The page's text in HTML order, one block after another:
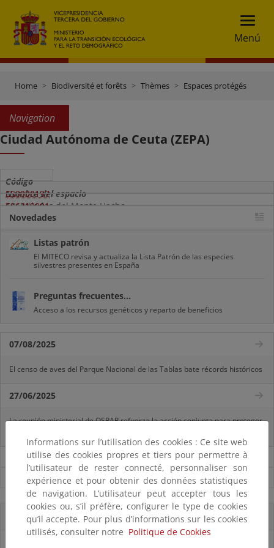
Menú
Home Biodiversité et forêts Thèmes Espaces protégés
Navigation
Ciudad Autónoma de Ceuta (ZEPA)
Código
Nombre del espacio
ES0000197
Acantilados del Monte Hacho
ES6310001
Calamocarro-Benzú
Novedades
Listas patrón
El MITECO revisa y actualiza la Lista Patrón de las especies
silvestres presentes en España
Preguntas frecuentes...
Acceso a los recursos genéticos y reparto de beneficios
07/08/2025
El censo de aves del Parque Nacional de las Tablas bate récords históricos
27/06/2025
La reunión ministerial de OSPAR refuerza la acción conjunta para proteger
Noticias sobre Biodiversidad
Ver todas las noticias
Accesos directos
Informations sur l’utilisation des cookies : Ce site web
utilise des cookies propres et tiers pour permettre à
l’utilisateur de rester connecté, personnaliser son
expérience et pour obtenir des données statistiques
de navigation. L’utilisateur peut accepter tous les
cookies ou, s’il préfère, configurer le type de cookies
qu’il accepte. Pour plus d’informations sur les cookies
utilisés, consulter notre Politique de Cookies